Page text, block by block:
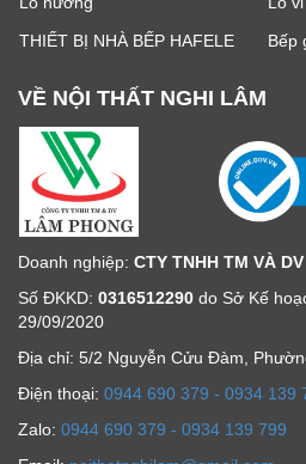
THIẾT BỊ NHÀ BẾP HAFELE
Bếp
VỀ NỘI THẤT NGHI LÂM
Doanh nghiệp: CTY TNHH TM VÀ
Số ĐKKD: 0316512290 do Sở Kế
29/09/2020
Địa chỉ: 5/2 Nguyễn Cửu Đàm,
Ðiện thoại: 0944 690 379 - 0934 139
Zalo: 0944 690 379 - 0934 139 799